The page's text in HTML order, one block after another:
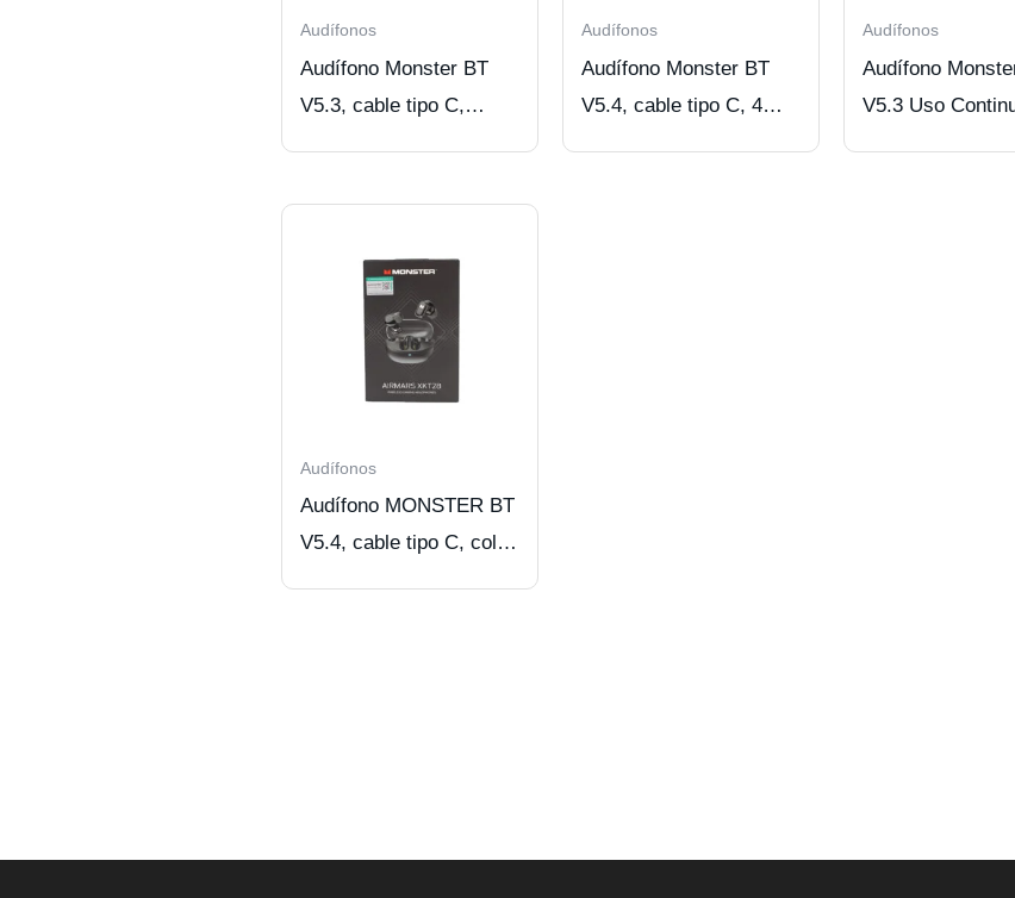
Audífonos
Audífono Monster BT
V5.3, cable tipo C,
Audífonos
Audífono Monster BT
V5.4, cable tipo C, 4
Audífonos
Audífono
V5.3 Uso
Audífonos
Audífono MONSTER BT
V5.4, cable tipo C, color